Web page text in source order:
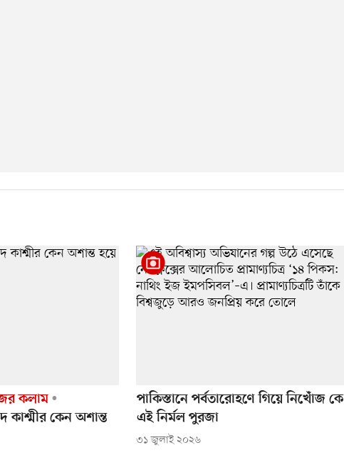
কলাম
কাশ্মীর কেন অশান্ত
পাকিস্তানে পর্বতারোহণে গিয়ে নিখোঁজ কে
এই নির্মল পুরজা
৩১ জুলাই ২০২৬